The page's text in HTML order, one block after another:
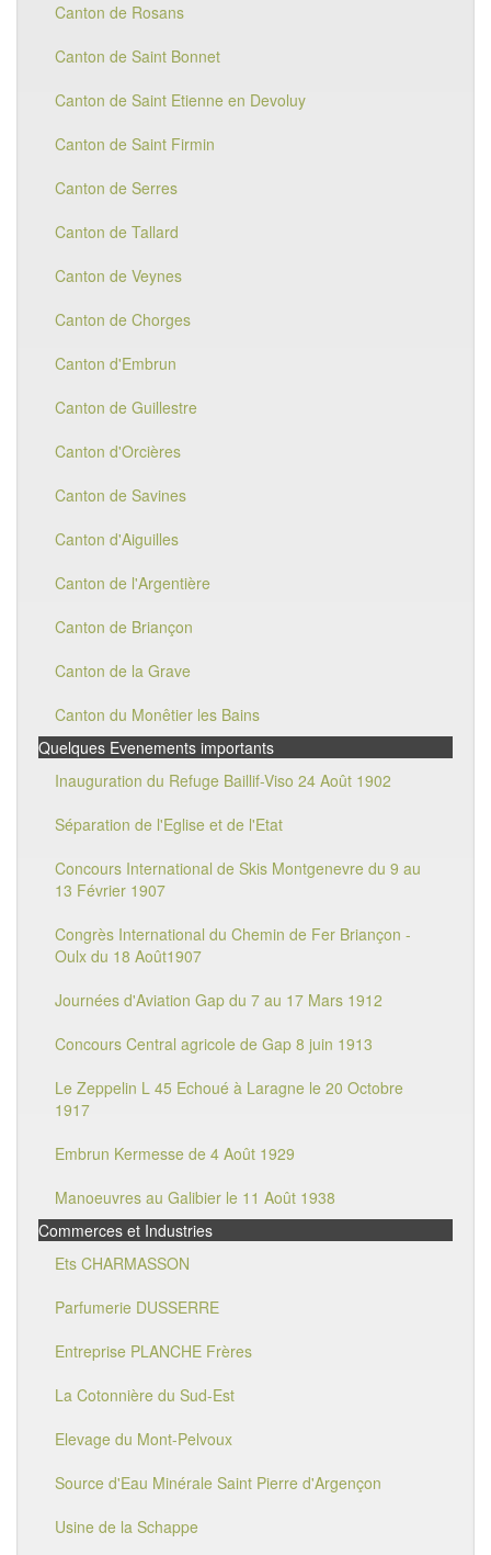
Canton de Rosans
Canton de Saint Bonnet
Canton de Saint Etienne en Devoluy
Canton de Saint Firmin
Canton de Serres
Canton de Tallard
Canton de Veynes
Canton de Chorges
Canton d'Embrun
Canton de Guillestre
Canton d'Orcières
Canton de Savines
Canton d'Aiguilles
Canton de l'Argentière
Canton de Briançon
Canton de la Grave
Canton du Monêtier les Bains
Quelques Evenements importants
Inauguration du Refuge Baillif-Viso 24 Août 1902
Séparation de l'Eglise et de l'Etat
Concours International de Skis Montgenevre du 9 au
13 Février 1907
Congrès International du Chemin de Fer Briançon -
Oulx du 18 Août1907
Journées d'Aviation Gap du 7 au 17 Mars 1912
Concours Central agricole de Gap 8 juin 1913
Le Zeppelin L 45 Echoué à Laragne le 20 Octobre
1917
Embrun Kermesse de 4 Août 1929
Manoeuvres au Galibier le 11 Août 1938
Commerces et Industries
Ets CHARMASSON
Parfumerie DUSSERRE
Entreprise PLANCHE Frères
La Cotonnière du Sud-Est
Elevage du Mont-Pelvoux
Source d'Eau Minérale Saint Pierre d'Argençon
Usine de la Schappe